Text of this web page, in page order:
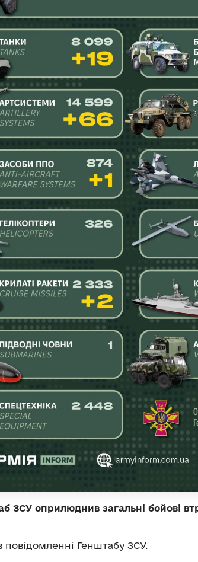
ЗСУ оприлюднив загальні бойові
повідомленні Генштабу ЗСУ.